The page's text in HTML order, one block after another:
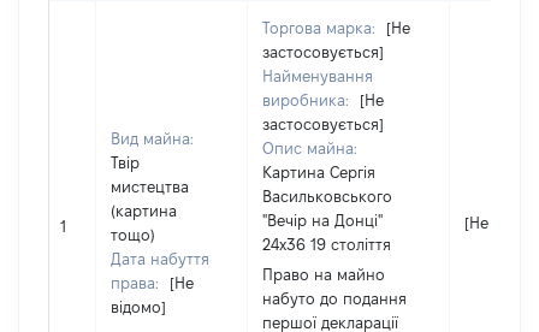
1
Вид майна:
Твір
мистецтва
(картина
тощо)
Дата набуття
права:
[Не
відомо]
Торгова марка:
[Не
застосовується]
Найменування
виробника:
[Не
застосовується]
Опис майна:
Картина Сергія
Васильковського
"Вечір на Донці"
24х36 19 століття
Право на майно
набуто до подання
першої декларації
[Не